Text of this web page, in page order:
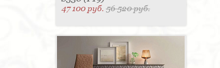
47 100 руб.56 520 руб.